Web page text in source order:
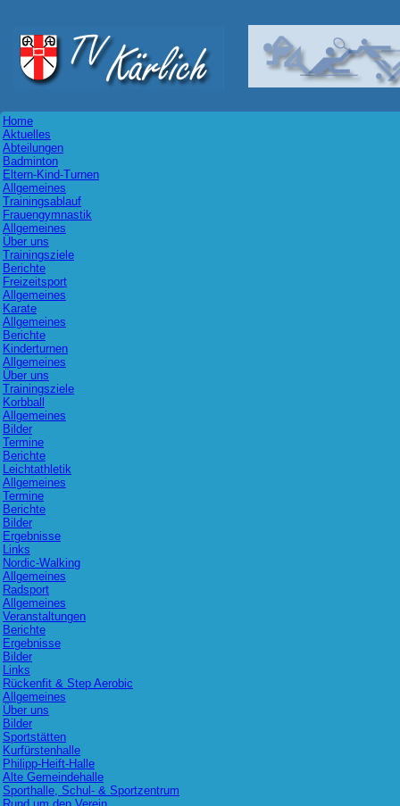
Home
Aktuelles
Abteilungen
Badminton
Eltern-Kind-Turnen
Allgemeines
Trainingsablauf
Frauengymnastik
Allgemeines
Über uns
Trainingsziele
Berichte
Freizeitsport
Allgemeines
Karate
Allgemeines
Berichte
Kinderturnen
Allgemeines
Über uns
Trainingsziele
Korbball
Allgemeines
Bilder
Termine
Berichte
Leichtathletik
Allgemeines
Termine
Berichte
Bilder
Ergebnisse
Links
Nordic-Walking
Allgemeines
Radsport
Allgemeines
Veranstaltungen
Berichte
Ergebnisse
Bilder
Links
Rückenfit & Step Aerobic
Allgemeines
Über uns
Bilder
Sportstätten
Kurfürstenhalle
Philipp-Heift-Halle
Alte Gemeindehalle
Sporthalle, Schul- & Sportzentrum